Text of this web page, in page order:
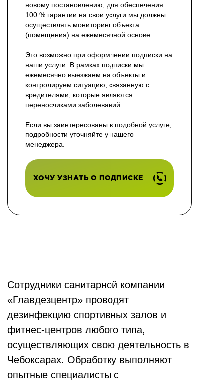
новому постановлению, для обеспечения
100 % гарантии на свои услуги мы должны
осуществлять мониторинг объекта
(помещения) на ежемесячной основе.
Это возможно при оформлении подписки на
наши услуги. В рамках подписки мы
ежемесячно выезжаем на объекты и
контролируем ситуацию, связанную с
вредителями, которые являются
переносчиками заболеваний.
Если вы заинтересованы в подобной услуге,
подробности уточняйте у нашего
менеджера.
ХОЧУ УЗНАТЬ О ПОДПИСКЕ
Сотрудники санитарной компании
«Главдезцентр» проводят
дезинфекцию спортивных залов и
фитнес-центров любого типа,
осуществляющих свою деятельность в
Чебоксарах. Обработку выполняют
опытные специалисты с